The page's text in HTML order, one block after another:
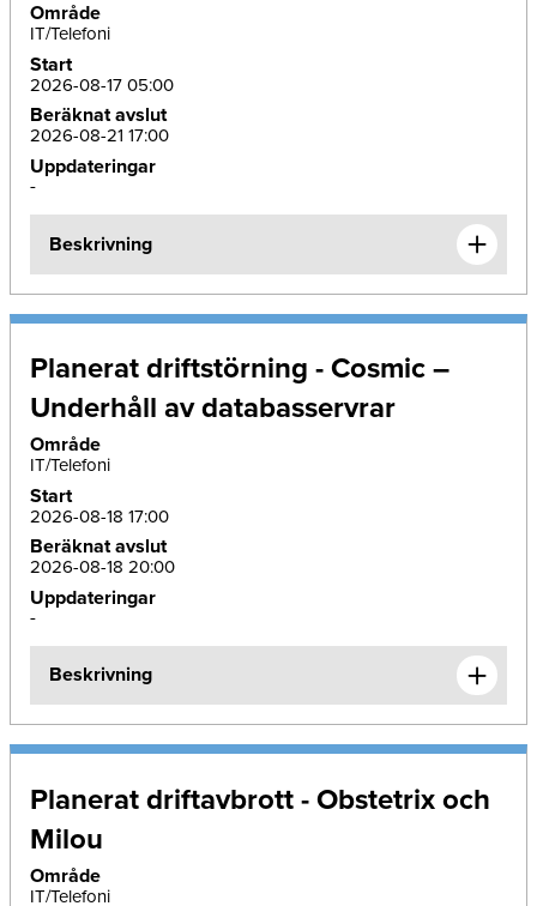
Område
IT/Telefoni
Start
2026-08-17 05:00
Beräknat avslut
2026-08-21 17:00
Uppdateringar
-
Beskrivning
Planerat driftstörning - Cosmic –
Underhåll av databasservrar
Område
IT/Telefoni
Start
2026-08-18 17:00
Beräknat avslut
2026-08-18 20:00
Uppdateringar
-
Beskrivning
Planerat driftavbrott - Obstetrix och
Milou
Område
IT/Telefoni